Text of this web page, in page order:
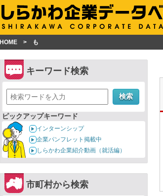
HOME も
キーワード検索
検索
ピックアップキーワード
インターンシップ
企業パンフレット掲載中
しらかわ企業紹介動画（就活編）
市町村から検索